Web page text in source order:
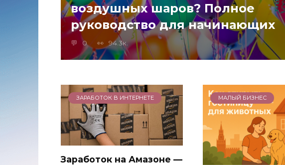
воздушных шаров? Полное
руководство для начинающих
0 94.3к.
ЗАРАБОТОК В ИНТЕРНЕТЕ
Заработок на Амазоне —
МАЛЫЙ БИЗНЕС